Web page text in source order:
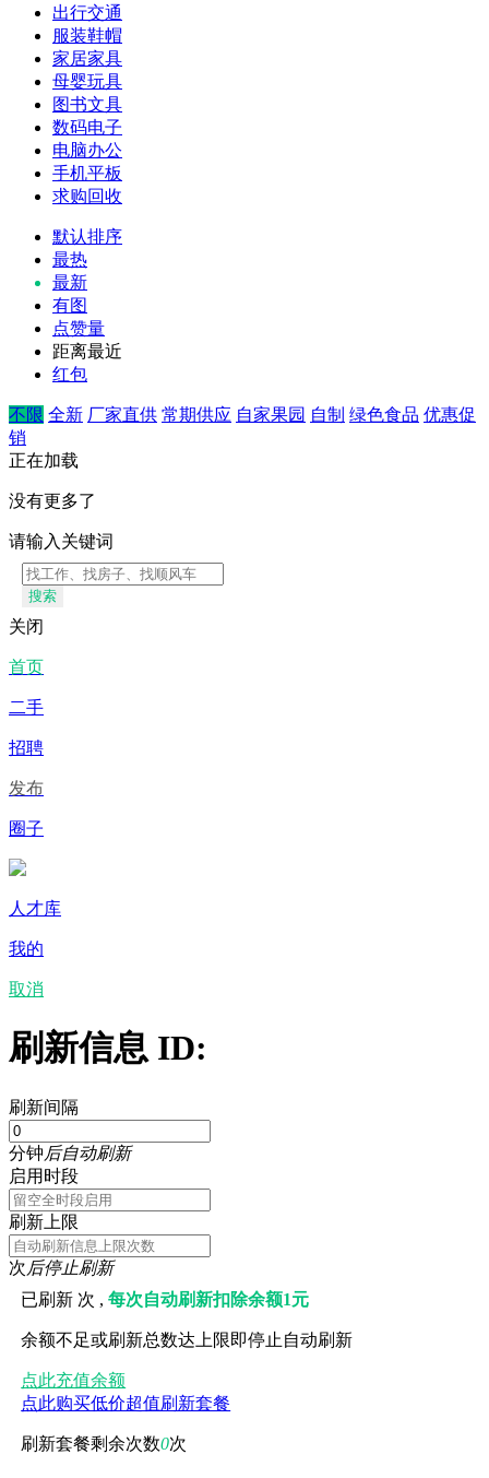
出行交通
服装鞋帽
家居家具
母婴玩具
图书文具
数码电子
电脑办公
手机平板
求购回收
默认排序
最热
最新
有图
点赞量
距离最近
红包
不限 全新 厂家直供 常期供应 自家果园 自制 绿色食品 优惠促
销
正在加载
没有更多了
请输入关键词
搜索
关闭
首页
二手
招聘
发布
圈子
人才库
我的
取消
刷新信息 ID:
刷新间隔
分钟后自动刷新
启用时段
刷新上限
次后停止刷新
已刷新 次 ,每次自动刷新扣除余额1元
余额不足或刷新总数达上限即停止自动刷新
点此充值余额
点此购买低价超值刷新套餐
刷新套餐剩余次数0次